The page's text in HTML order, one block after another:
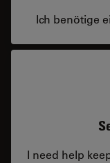
Ich benötige
I need help